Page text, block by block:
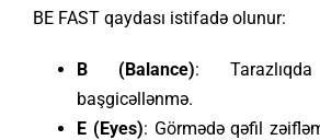
BE FAST qaydası istifadə olunur:
B (Balance):
başgicəllənmə.
E (Eyes): Görmədə qəfil